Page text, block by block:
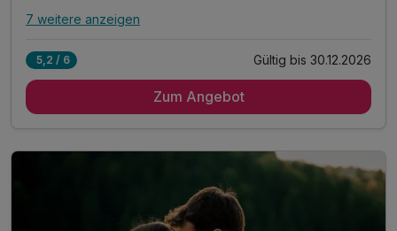
Alle Inklusivleistungen
2 x reichhaltiges Frühstücksbuffet
inkl. Nutzung des Fitnessbereichs
7 weitere anzeigen
5,2 / 6 Gültig bis 30.12.2026
Zum Angebot